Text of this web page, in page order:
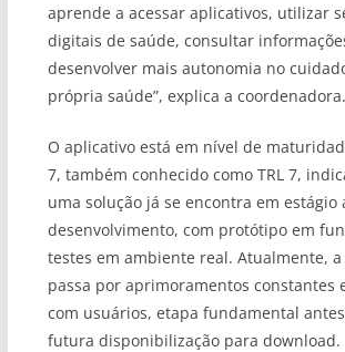
aprende a acessar aplicativos, utilizar
digitais de saúde, consultar
desenvolver mais autonomia no
própria saúde”, explica a coordenadora.
O aplicativo está em nível de
7, também conhecido como TRL 7,
uma solução já se encontra em estágio
desenvolvimento, com protótipo em
testes em ambiente real. Atualmente,
passa por aprimoramentos constantes
com usuários, etapa fundamental
futura disponibilização para download.